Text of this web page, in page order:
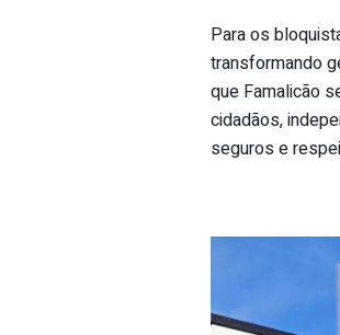
Para os
transformando
que Famalicão
cidadãos,
seguros e